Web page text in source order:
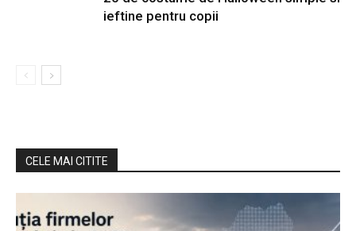
ieftine pentru copii
CELE MAI CITITE